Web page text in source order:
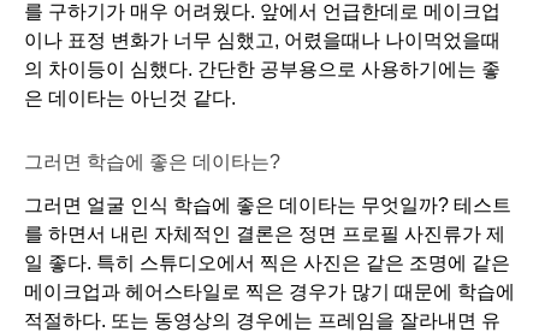
를 구하기가 매우 어려웠다. 앞에서 언급한데로 메이크업
이나 표정 변화가 너무 심했고, 어렸을때나 나이먹었을때
의 차이등이 심했다. 간단한 공부용으로 사용하기에는 좋
은 데이타는 아닌것 같다.
그러면 학습에 좋은 데이타는?
그러면 얼굴 인식 학습에 좋은 데이타는 무엇일까? 테스트
를 하면서 내린 자체적인 결론은 정면 프로필 사진류가 제
일 좋다. 특히 스튜디오에서 찍은 사진은 같은 조명에 같은
메이크업과 헤어스타일로 찍은 경우가 많기 때문에 학습에
적절하다. 또는 동영상의 경우에는 프레임을 잘라내면 유